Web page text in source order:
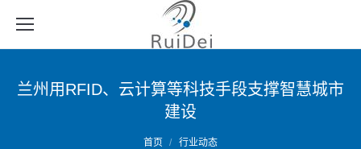
兰州用RFID、云计算等科技手段支撑智慧城市
建设
首页 行业动态